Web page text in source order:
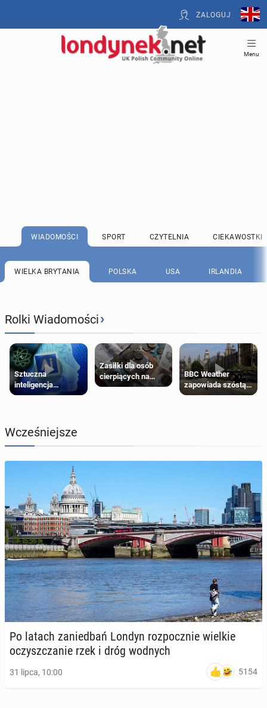
ZALOGUJ
Menu
WIADOMOŚCI SPORT CZYTELNIA CIEKAWOSTKI
WIELKA BRYTANIA POLSKA USA IRLANDIA
Rolki Wiadomości›
Sztuczna
inteligencja
próbowała oszukać
Zasiłki dla osób
cierpiących na
schorzenia
BBC Weather
zapowiada szóstą
falę upałów w
Wcześniejsze
Po latach za­nie­dbań Londyn roz­pocz­nie wielkie
oczysz­cza­nie rzek i dróg wodnych
31 lipca, 10:00 5154